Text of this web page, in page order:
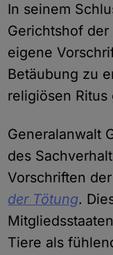
In seinem
Gerichtshof
eigene
Betäubung zu
religiösen
Generalanwalt
des
Vorschriften der
der Tötung.
Tiere als